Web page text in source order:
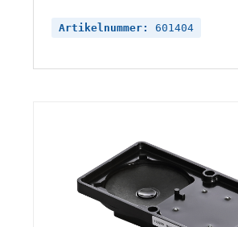
Artikelnummer: 601404